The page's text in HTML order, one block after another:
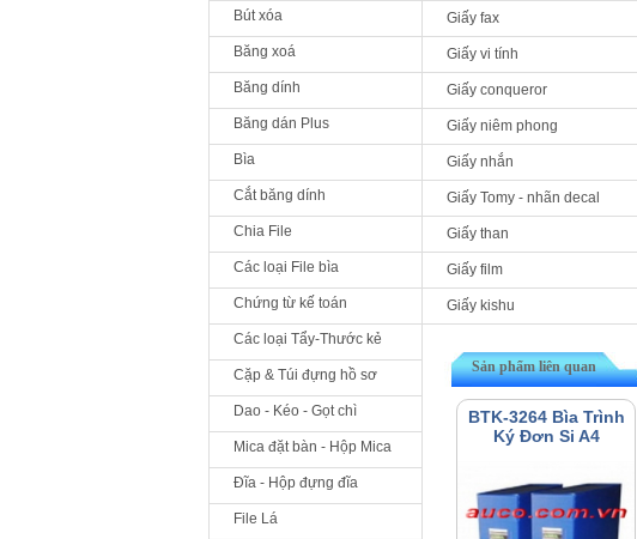
Giấy fax
Giấy vi tính
Giấy conqueror
Giấy niêm phong
Giấy nhắn
Giấy Tomy - nhãn decal
Giấy than
Giấy film
Giấy kishu
Bút xóa
Băng xoá
Băng dính
Băng dán Plus
Bìa
Cắt băng dính
Chia File
Các loại File bìa
Chứng từ kế toán
Các loại Tẩy-Thước kẻ
Cặp & Túi đựng hồ sơ
Dao - Kéo - Gọt chì
Mica đặt bàn - Hộp Mica
Đĩa - Hộp đựng đĩa
File Lá
Sản phẩm liên quan
BTK-3264 Bìa Trình
Ký Đơn Si A4